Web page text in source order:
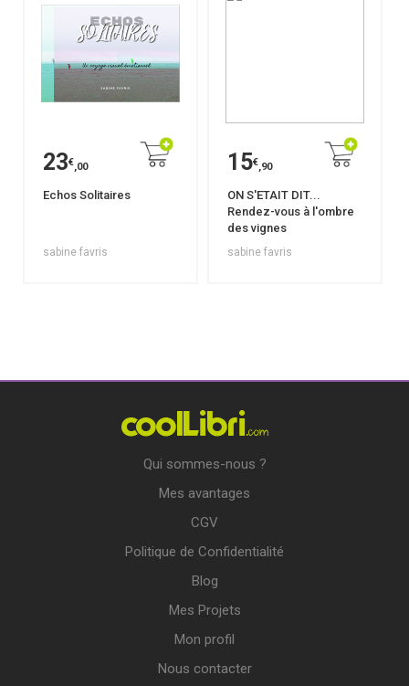
23€,00
Echos Solitaires
sabine favris
15€,90
ON S'ETAIT DIT...
Rendez-vous à l'ombre
des vignes
sabine favris
Qui sommes-nous ?
Mes avantages
CGV
Politique de Confidentialité
Blog
Mes Projets
Mon profil
Nous contacter